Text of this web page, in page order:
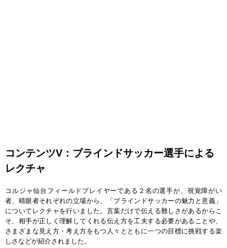
コンテンツV：ブラインドサッカー選手による
レクチャ
コルジャ仙台フィールドプレイヤーである２名の選手が、視覚障がい
者、晴眼者それぞれの立場から、「ブラインドサッカーの魅力と意義」
についてレクチャを行いました。言葉だけで伝える難しさがあるからこ
そ、相手が正しく理解してくれる伝え方を工夫する必要があることや、
さまざまな見え方・考え方をもつ人々とともに一つの目標に挑戦する楽
しさなどが紹介されました。